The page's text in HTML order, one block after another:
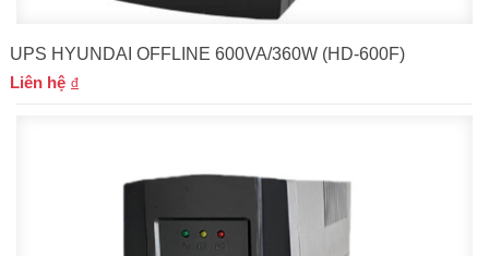
UPS HYUNDAI OFFLINE 600VA/360W (HD-600F)
Liên hệ